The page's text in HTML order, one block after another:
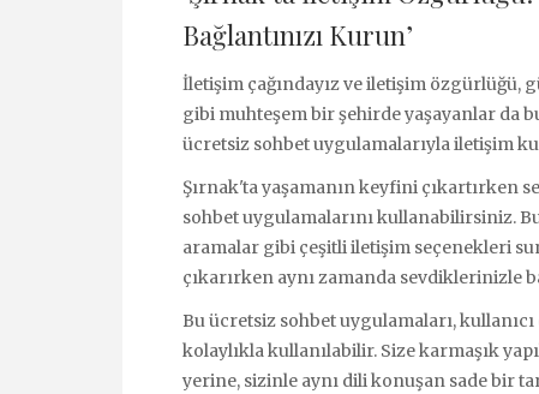
Bağlantınızı Kurun’
İletişim çağındayız ve iletişim
gibi muhteşem bir şehirde yaşayanlar da
ücretsiz sohbet uygulamalarıyla iletişim
Şırnak'ta yaşamanın keyfini
sohbet uygulamalarını kullanabilirsiniz.
aramalar gibi çeşitli iletişim seçenekleri
çıkarırken aynı zamanda sevdiklerinizle
Bu ücretsiz sohbet uygulamaları,
kolaylıkla kullanılabilir. Size karmaşık
yerine, sizinle aynı dili konuşan sade bir